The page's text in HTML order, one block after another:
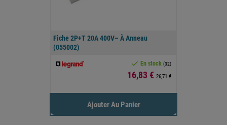
Fiche 2P+T 20A 400V~ À Anneau
(055002)
 En stock (32)
Prix
16,83 € 26,71 €
Ajouter Au Panier